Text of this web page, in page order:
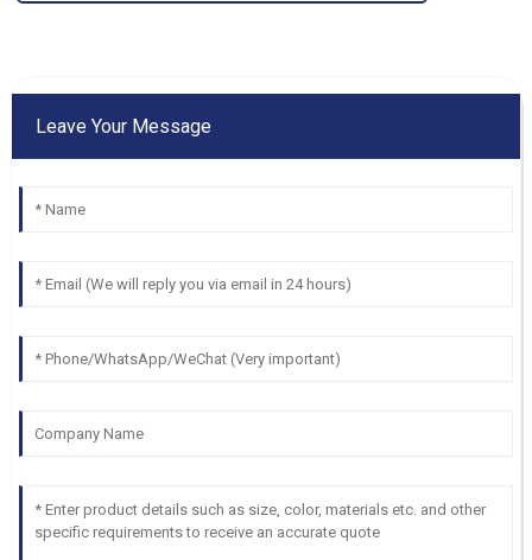
Leave Your Message